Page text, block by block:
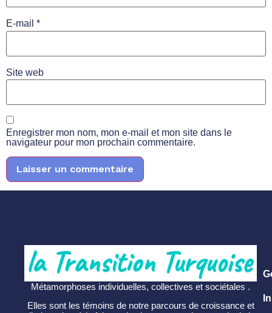
E-mail *
Site web
Enregistrer mon nom, mon e-mail et mon site dans le
navigateur pour mon prochain commentaire.
Métamorphoses individuelles, collectives et sociétales .
Elles sont les témoins de notre parcours de croissance et